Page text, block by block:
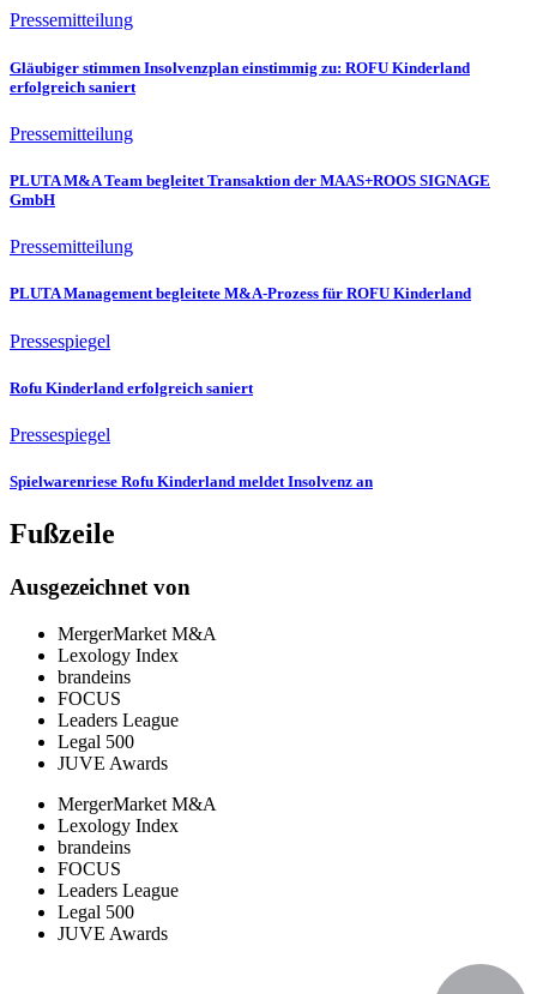
Pressemitteilung
Gläubiger stimmen Insolvenzplan einstimmig zu: ROFU Kinderland
erfolgreich saniert
Pressemitteilung
PLUTA M&A Team begleitet Transaktion der MAAS+ROOS SIGNAGE
GmbH
Pressemitteilung
PLUTA Management begleitete M&A-Prozess für ROFU Kinderland
Pressespiegel
Rofu Kinderland erfolgreich saniert
Pressespiegel
Spielwarenriese Rofu Kinderland meldet Insolvenz an
Fußzeile
Ausgezeichnet von
MergerMarket M&A
Lexology Index
brandeins
FOCUS
Leaders League
Legal 500
JUVE Awards
MergerMarket M&A
Lexology Index
brandeins
FOCUS
Leaders League
Legal 500
JUVE Awards